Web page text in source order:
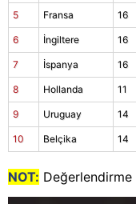
5 Fransa 16
6 İngiltere 16
7 İspanya 16
8 Hollanda 11
9 Uruguay 14
10 Belçika 14
NOT: Değerlendirme